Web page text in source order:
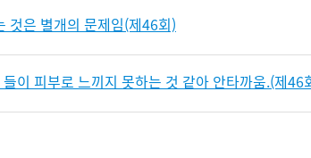
것은 별개의 문제임(제46회)
이 피부로 느끼지 못하는 것 같아 안타까움.(제46